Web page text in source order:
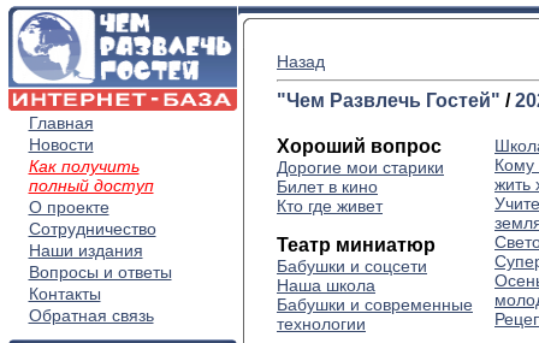
Главная
Новости
Как получить
полный доступ
О проекте
Сотрудничество
Наши издания
Вопросы и ответы
Контакты
Обратная связь
Назад
"Чем Развлечь Гостей" /
Хороший вопрос
Дорогие мои старики
Билет в кино
Кто где живет
Театр миниатюр
Бабушки и соцсети
Наша школа
Бабушки и современные
технологии
Кому
жить